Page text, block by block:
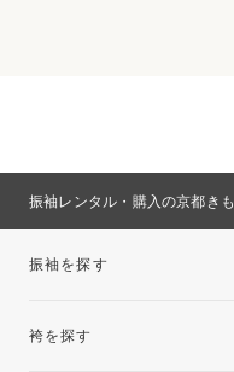
振袖レンタル・購入の京都き
振袖を探す
袴を探す